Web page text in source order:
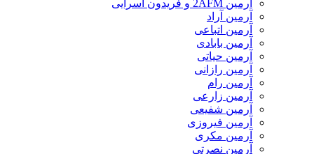
آرمین 2AFM و فریدون آسرایی
آرمین آراد
آرمین اتباعی
آرمین بابادی
آرمین حیاتی
آرمین رازانی
آرمین رام
آرمین زارعی
آرمین شفیعی
آرمین فیروزی
آرمین مکری
آرمین نصرتی